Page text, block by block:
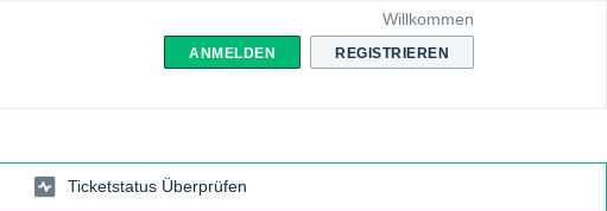
Willkommen
ANMELDEN REGISTRIEREN
Ticketstatus Überprüfen